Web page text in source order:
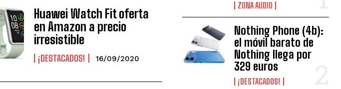
Huawei Watch Fit oferta
en Amazon a precio
irresistible
¡DESTACADOS! 16/09/2020
ZONA AUDIO
Nothing Phone (4b):
el móvil barato de
Nothing llega por
329 euros
¡DESTACADOS!